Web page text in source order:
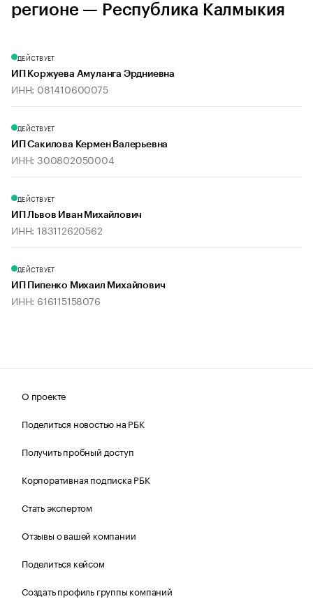
регионе — Республика Калмыкия
ДЕЙСТВУЕТ
ИП Коржуева Амуланга Эрдниевна
ИНН: 081410600075
ДЕЙСТВУЕТ
ИП Сакилова Кермен Валерьевна
ИНН: 300802050004
ДЕЙСТВУЕТ
ИП Львов Иван Михайлович
ИНН: 183112620562
ДЕЙСТВУЕТ
ИП Пипенко Михаил Михайлович
ИНН: 616115158076
О проекте
Поделиться новостью на РБК
Получить пробный доступ
Корпоративная подписка РБК
Стать экспертом
Отзывы о вашей компании
Поделиться кейсом
Создать профиль группы компаний